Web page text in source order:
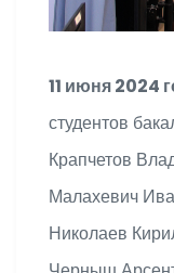
11 июня 2024
студентов
Крапчетов
Малахевич
Николаев